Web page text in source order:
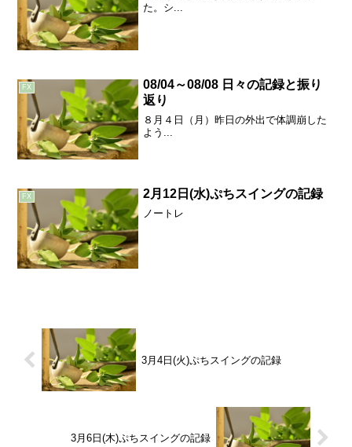
た。シ...
FX
08/04～08/08 日々の記録と振り
返り
８月４日（月）昨日の外出で体調崩した
よう...
FX 2月12日(水)ぷちスイングの記録
ノートレ
3月4日(火)ぷちスイングの記録
3月6日(木)ぷちスイングの記録